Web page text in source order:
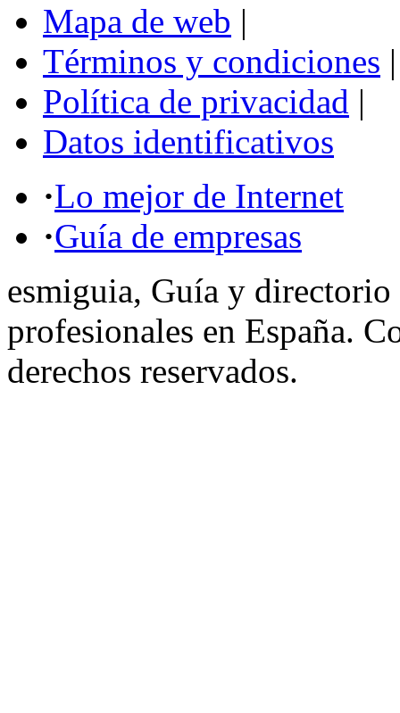
Mapa de web |
Términos y condiciones |
Política de privacidad |
Datos identificativos
·Lo mejor de Internet
·Guía de empresas
esmiguia, Guía y directorio
profesionales en España.
derechos reservados.